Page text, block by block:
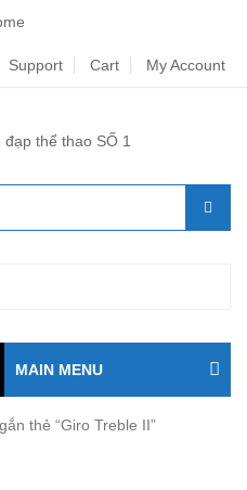
Support Cart My Account
MAIN MENU
thẻ “Giro Treble II”